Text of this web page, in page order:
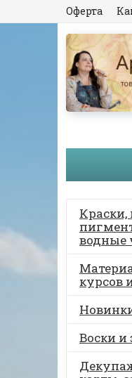
Оферта
водные
курсов
Воски и